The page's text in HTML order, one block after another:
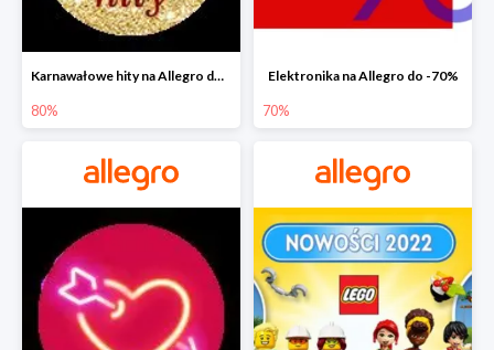
Karnawałowe hity na Allegro do -80%
80%
Elektronika na Allegro do -70%
70%